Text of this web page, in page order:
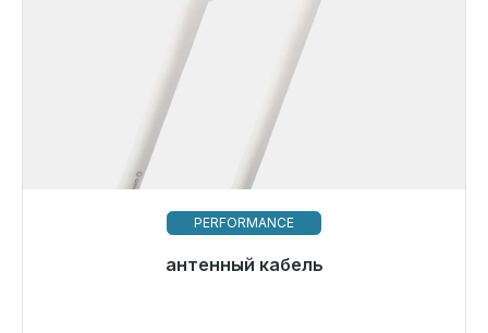
PERFORMANCE
антенный кабель
Готовы к немедленной отправке, срок поставки